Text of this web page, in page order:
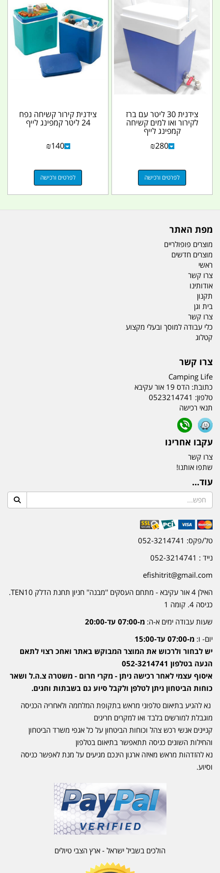
צידנית 30 ליטר עם ברז
לקירור ואו למים קשיחה
קמפינג לייף
₪280
לפרטים ורכישה
צידנית קירור קשיחה נפח
24 ליטר קמפינג לייף
₪140
לפרטים ורכישה
מפת האתר
מוצרים פופולריים
מוצרים חדשים
ראשי
צרו קשר
אודותינו
תקנון
בית וגן
צרו קשר
כלי עבודה למוסך ובעלי מקצוע
קטלוג
צרו קשר
Camping Life
כתובת: הדס 19 אור עקיבא
טלפון: 0523214741
תנאי רכישה
עקבו אחרינו
צרו קשר
שתפו אותנו!
עוד...
טל/פקס: 052-3214741
נייד : 052-3214741
efishitrit@gmail.com
האילן 4 אור עקיבא - מתחם העסקים ''מבנה'' חניון תחנת הדלק TEN10.
כניסה 4. קומה 1
שעות עבודה ימים א-ה: מ-07:00 עד-20:00
יום- ו: מ-07:00 עד-15:00
יש לבחור ולרכוש את המוצר המבוקש באתר ואחכ רצוי לתאם
הגעה בטלפון 052-3214741
איסוף עצמי לאחר רכישה ניתן - מקרי חרום - משטרה צ.ה.ל ושאר
כוחות הביטחון ניתן לטלפן ולקבל סיוע גם בשבתות וחגים.
נא להגיע בתיאום טלפוני מראש בתקופת המלחמה ולאחריה הכניסה
מוגבלת למורשים בלבד ואו למקרים חריגים
קניינים אנשי רכש צהל וכוחות הביטחון על כל אגפי משרד הביטחון
והחילות השונים כניסה תתאפשר בתיאום בטלפון
נא להזדהות מראש מאיזה ארגון הינכם מגיעים על מנת לאפשר כניסה
וסיוע.
הולכים בשביל ישראל - ארץ הצבי טיולים